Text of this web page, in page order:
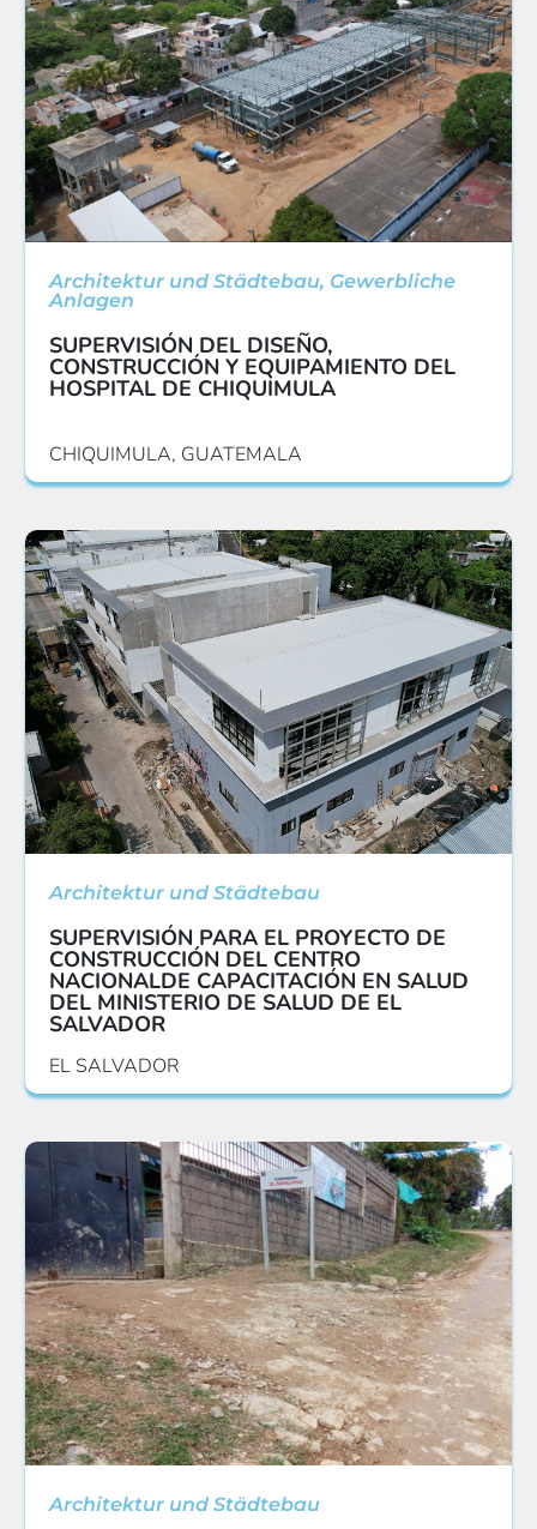
Architektur und Städtebau, Gewerbliche
Anlagen
SUPERVISIÓN DEL DISEÑO,
CONSTRUCCIÓN Y EQUIPAMIENTO DEL
HOSPITAL DE CHIQUIMULA
CHIQUIMULA, GUATEMALA
Architektur und Städtebau
SUPERVISIÓN PARA EL PROYECTO DE
CONSTRUCCIÓN DEL CENTRO
NACIONALDE CAPACITACIÓN EN SALUD
DEL MINISTERIO DE SALUD DE EL
SALVADOR
EL SALVADOR
Architektur und Städtebau